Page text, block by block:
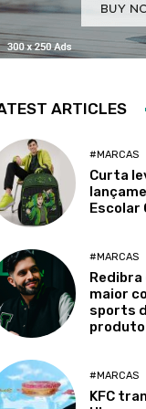
ARTICLES
#MARCAS
Curta
Escolar
#MARCAS
Redibra
maior
sports
produto
#MARCAS
KFC